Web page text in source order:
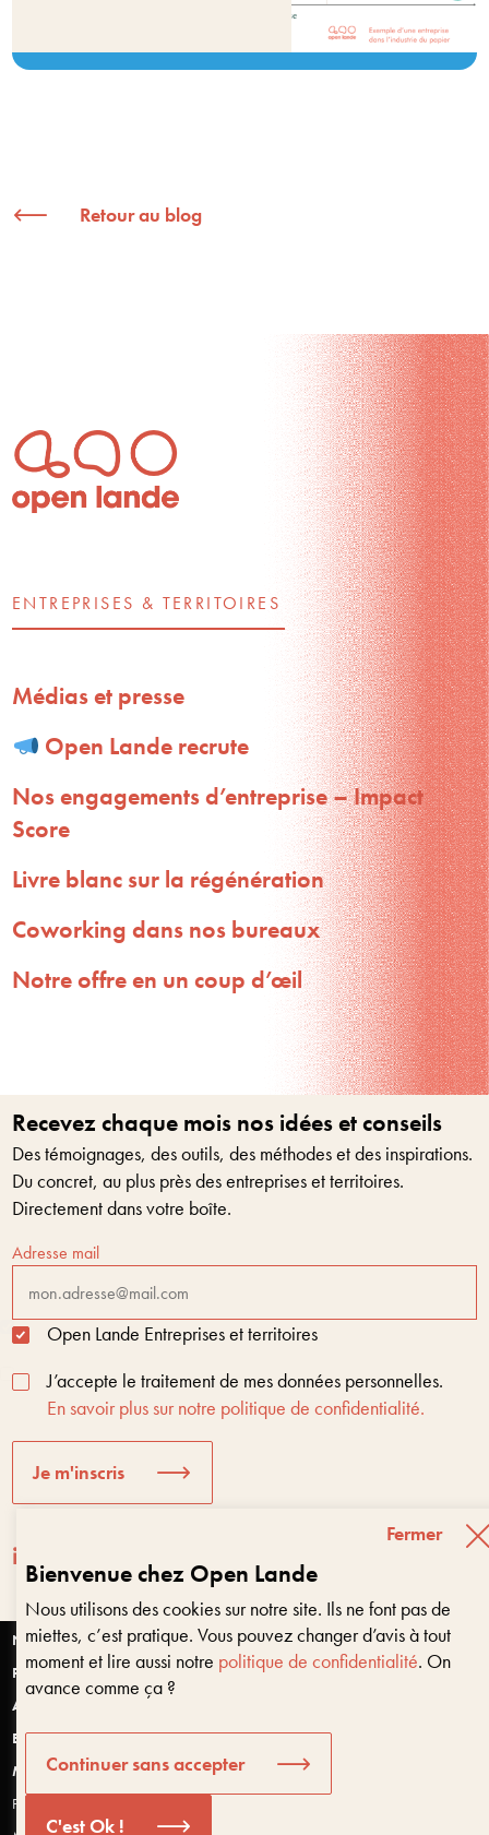
Nous vous aidons à être encore là dans 10 ans
?
Retour au blog
ENTREPRISES & TERRITOIRES
Médias et presse
Open Lande recrute
Nos engagements d’entreprise – Impact
Score
Livre blanc sur la régénération
Coworking dans nos bureaux
Notre offre en un coup d’œil
Recevez chaque mois nos idées et conseils
Des témoignages, des outils, des méthodes et des inspirations.
Du concret, au plus près des entreprises et territoires.
Directement dans votre boîte.
Adresse mail
Open Lande Entreprises et territoires
J’accepte le traitement de mes données personnelles.
En savoir plus sur notre politique de confidentialité.
Je m'inscris
Nantes
Paris
Anjou
Bretagne
Montpellier
Politique de confidentialité et données personnelles
Bienvenue chez Open Lande
Fermer
Nous utilisons des cookies sur notre site. Ils ne font pas de
miettes, c’est pratique. Vous pouvez changer d’avis à tout
moment et lire aussi notre politique de confidentialité. On
avance comme ça ?
Continuer sans accepter
C'est Ok !